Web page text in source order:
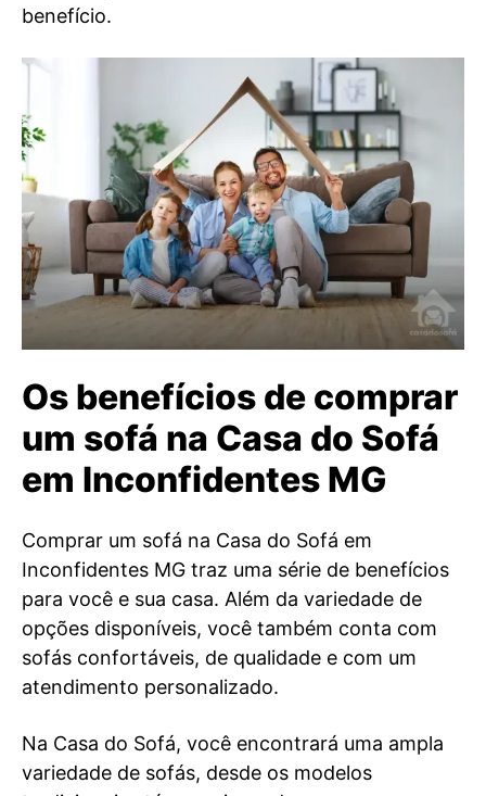
benefício.
Os benefícios de comprar
um sofá na Casa do Sofá
em Inconfidentes MG
Comprar um sofá na Casa do Sofá em
Inconfidentes MG traz uma série de benefícios
para você e sua casa. Além da variedade de
opções disponíveis, você também conta com
sofás confortáveis, de qualidade e com um
atendimento personalizado.
Na Casa do Sofá, você encontrará uma ampla
variedade de sofás, desde os modelos